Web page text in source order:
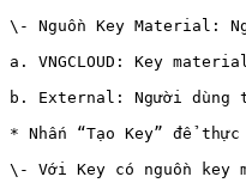
\- Nguồn Key Material:
a. VNGCLOUD: Key
b. External: Người dùng
* Nhấn “Tạo Key” để
\- Với Key có nguồn key